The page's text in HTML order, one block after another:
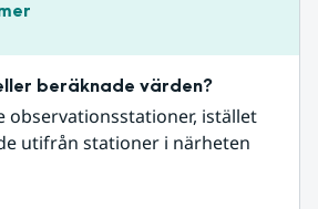
beräknade värden?
observationsstationer, istället
utifrån stationer i närheten